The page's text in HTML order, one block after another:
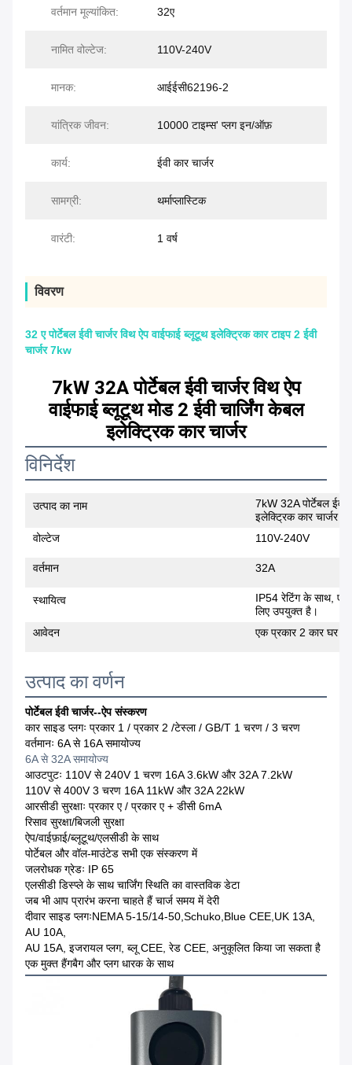
वर्तमान मूल्यांकित: 32ए
नामित वोल्टेज: 110V-240V
मानक: आईईसी62196-2
यांत्रिक जीवन: 10000 टाइम्स' प्लग इन/ऑफ़
कार्य: ईवी कार चार्जर
सामग्री: थर्माप्लास्टिक
वारंटी: 1 वर्ष
विवरण
32 ए पोर्टेबल ईवी चार्जर विथ ऐप वाईफाई ब्लूटूथ इलेक्ट्रिक कार टाइप 2 ईवी
चार्जर 7kw
7kW 32A पोर्टेबल ईवी चार्जर विथ ऐप
वाईफाई ब्लूटूथ मोड 2 ईवी चार्जिंग केबल
इलेक्ट्रिक कार चार्जर
विनिर्देश
उत्पाद का नाम
7kW 32A पोर्टेबल ईवी
इलेक्ट्रिक कार चार्जर
वोल्टेज
110V-240V
वर्तमान 32A
स्थायित्व
IP54 रेटिंग के साथ,
लिए उपयुक्त है।
आवेदन
एक प्रकार 2 कार घर
उत्पाद का वर्णन
पोर्टेबल ईवी चार्जर--ऐप संस्करण
कार साइड प्लगः प्रकार 1 / प्रकार 2 /टेस्ला / GB/T 1 चरण / 3 चरण
वर्तमानः 6A से 16A समायोज्य
6A से 32A समायोज्य
आउटपुटः 110V से 240V 1 चरण 16A 3.6kW और 32A 7.2kW
110V से 400V 3 चरण 16A 11kW और 32A 22kW
आरसीडी सुरक्षाः प्रकार ए / प्रकार ए + डीसी 6mA
रिसाव सुरक्षा/बिजली सुरक्षा
ऐप/वाईफ़ाई/ब्लूटूथ/एलसीडी के साथ
पोर्टेबल और वॉल-माउंटेड सभी एक संस्करण में
जलरोधक ग्रेडः IP 65
एलसीडी डिस्प्ले के साथ चार्जिंग स्थिति का वास्तविक डेटा
जब भी आप प्रारंभ करना चाहते हैं चार्ज समय में देरी
दीवार साइड प्लगःNEMA 5-15/14-50,Schuko,Blue CEE,UK 13A,
AU 10A,
AU 15A, इजरायल प्लग, ब्लू CEE, रेड CEE, अनुकूलित किया जा सकता है
एक मुक्त हैंगबैग और प्लग धारक के साथ